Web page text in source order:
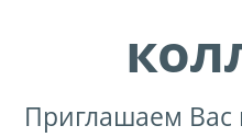
Приглашаем Вас